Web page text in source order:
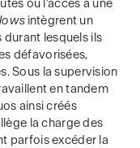
où l’accès à une
intègrent un
lesquels ils
défavorisées,
Sous la supervision
en tandem
ainsi créés
la charge des
parfois excéder la